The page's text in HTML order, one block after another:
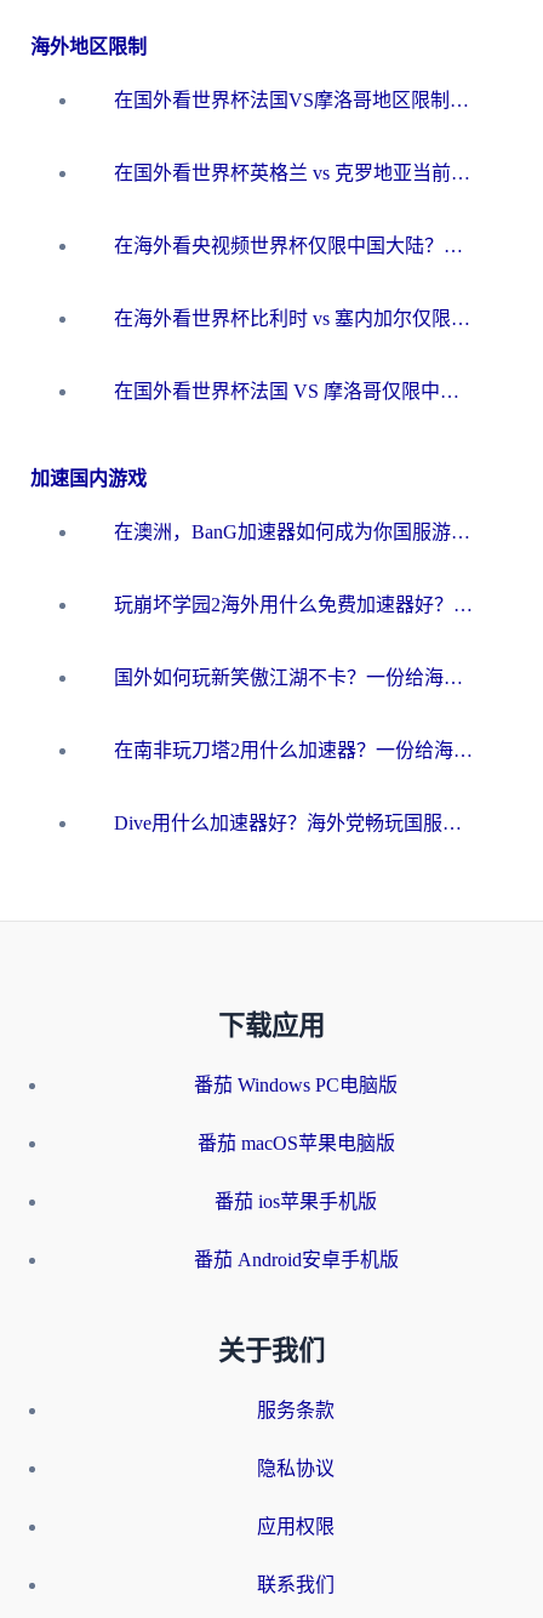
海外地区限制
在国外看世界杯法国VS摩洛哥地区限制？这篇指南让你流畅看中文解说无压力
在国外看世界杯英格兰 vs 克罗地亚当前地区不可播放？这篇指南帮你搞定所有海外观赛难题
在海外看央视频世界杯仅限中国大陆？这篇指南帮你解锁中文解说+无卡顿直播
在海外看世界杯比利时 vs 塞内加尔仅限中国大陆？我找到了最流畅的中文解说之路
在国外看世界杯法国 VS 摩洛哥仅限中国大陆？海外党这样看中文解说赛事不卡顿
加速国内游戏
在澳洲，BanG加速器如何成为你国服游戏的“时光机”？
玩崩坏学园2海外用什么免费加速器好？2026海外党亲测国服游戏加速指南
国外如何玩新笑傲江湖不卡？一份给海外游子的终极网络指南
在南非玩刀塔2用什么加速器？一份给海外游子的终极生存指南
Dive用什么加速器好？海外党畅玩国服游戏的终极避坑指南
下载应用
番茄 Windows PC电脑版
番茄 macOS苹果电脑版
番茄 ios苹果手机版
番茄 Android安卓手机版
关于我们
服务条款
隐私协议
应用权限
联系我们